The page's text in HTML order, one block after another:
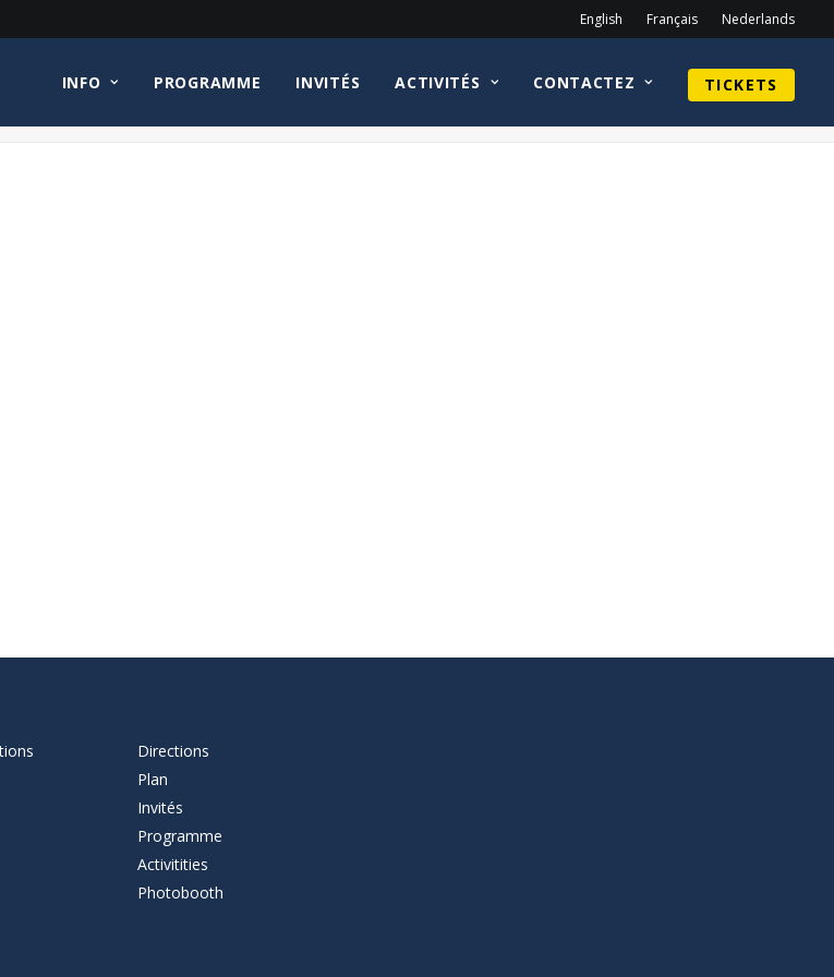
English Français Nederlands
INFO PROGRAMME INVITÉS ACTIVITÉS CONTACTEZ TICKETS
Home Carla Gugino Sin-city-movie-logo
Directions
Plan
Invités
Programme
Activitities
Photobooth